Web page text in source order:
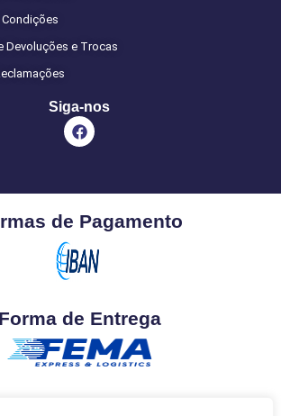
Devoluções e Trocas
Siga-nos
de Pagamento
Forma de Entrega